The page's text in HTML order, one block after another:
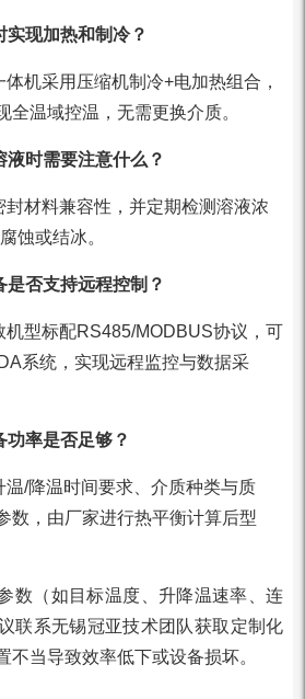
实现加热和制冷？
机采用压缩机制冷+电加热组合，
全温域控温，无需更换介质。
液时需要注意什么？
材料兼容性，并定期检测溶液浓
蚀或结冰。
是否支持远程控制？
机型标配RS485/MODBUS协议，可
系统，实现远程监控与数据采
功率是否足够？
温/降温时间要求、介质种类与质
数，由厂家进行热平衡计算后型
数（如目标温度、升降温速率、连
联系无锡冠亚技术团队获取定制化
不当导致效率低下或设备损坏。